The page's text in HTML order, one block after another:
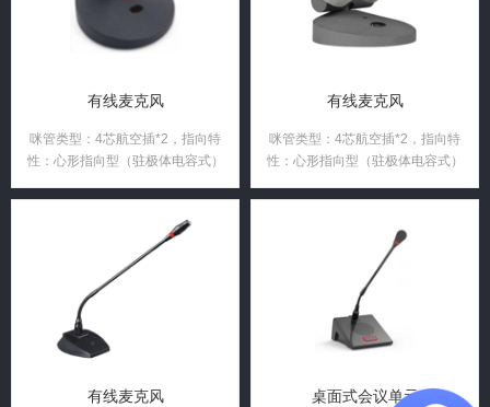
有线麦克风
咪管类型：4芯航空插*2，指向特
性：心形指向型（驻极体电容式）
有线麦克风
咪管类型：4芯航空插*2，指向特
性：心形指向型（驻极体电容式）
有线麦克风 桌面式会议单元